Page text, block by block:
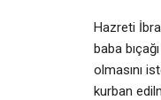
Hazreti
baba
olmasını
kurban